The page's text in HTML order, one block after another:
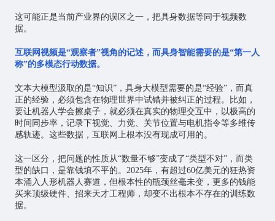
这可能正是当前产业界的误区之一，把具身数据等同于视频数
据。
互联网视频是“观察者”视角的记述，而具身智能需要的是“第一人
称”的多模态行动数据。
文本大模型汲取的是“知识”，具身大模型需要的是“经验”，而真
正的经验，必须包含在物理世界中试错并被纠正的过程。比如，
要让机器人学会擦桌子，就必须在真实的物理交互中，以极高的
时间同步率，记录下视觉、力觉、关节位置与电机指令等多维传
感轨迹。这些数据，互联网上根本没有现成可用的。
这一区分，把问题的性质从“数量不够”变成了“类型不对”，而类
型的缺口，是靠钱填不平的。2025年，有超过60亿美元的狂热资
本涌入人形机器人赛道，但根本性的瓶颈丝毫未变，更多的钱能
买来顶级硬件、招来天才工程师，却变不出根本不存在的训练数
据。